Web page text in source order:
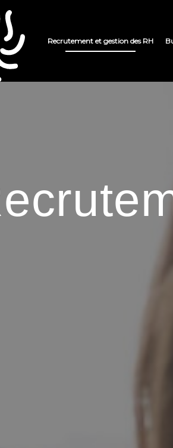
Recrutement et gestion des RH